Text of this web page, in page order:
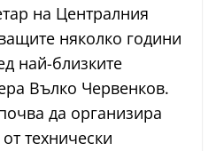
на Централния
няколко години
най-близките
Вълко Червенков.
да организира
технически